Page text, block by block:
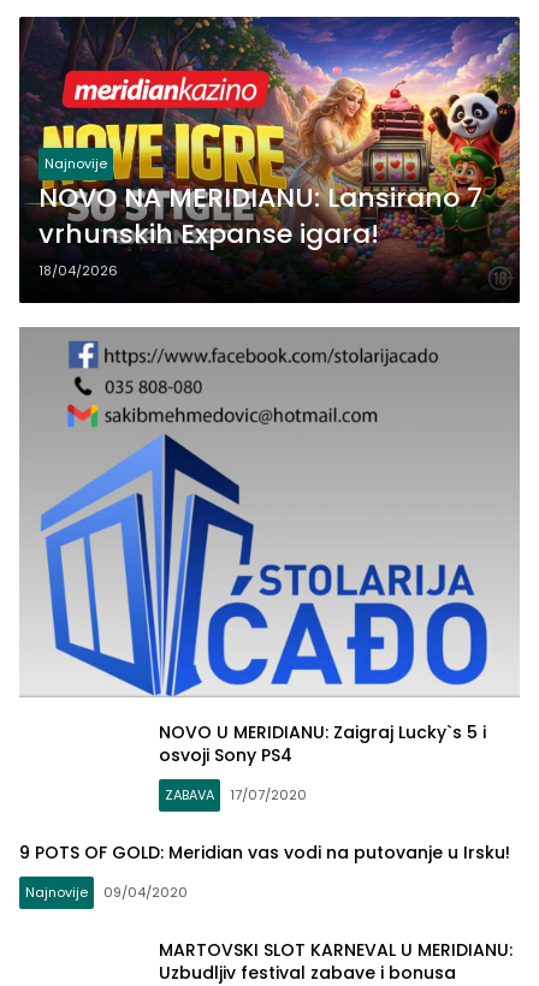
Najnovije
NOVO NA MERIDIANU: Lansirano 7
vrhunskih Expanse igara!
18/04/2026
NOVO U MERIDIANU: Zaigraj Lucky`s 5 i
osvoji Sony PS4
ZABAVA 17/07/2020
9 POTS OF GOLD: Meridian vas vodi na putovanje u Irsku!
Najnovije 09/04/2020
MARTOVSKI SLOT KARNEVAL U MERIDIANU:
Uzbudljiv festival zabave i bonusa